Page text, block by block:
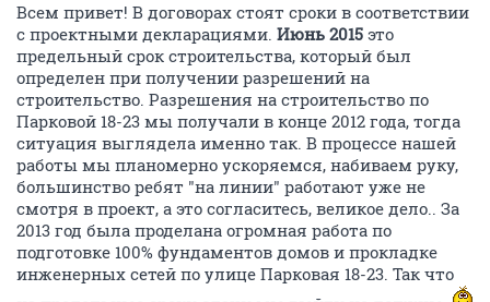
Всем привет! В договорах стоят сроки в соответствии
с проектными декларациями. Июнь 2015 это
предельный срок строительства, который был
определен при получении разрешений на
строительство. Разрешения на строительство по
Парковой 18-23 мы получали в конце 2012 года, тогда
ситуация выглядела именно так. В процессе нашей
работы мы планомерно ускоряемся, набиваем руку,
большинство ребят "на линии" работают уже не
смотря в проект, а это согласитесь, великое дело.. За
2013 год была проделана огромная работа по
подготовке 100% фундаментов домов и прокладке
инженерных сетей по улице Парковая 18-23. Так что